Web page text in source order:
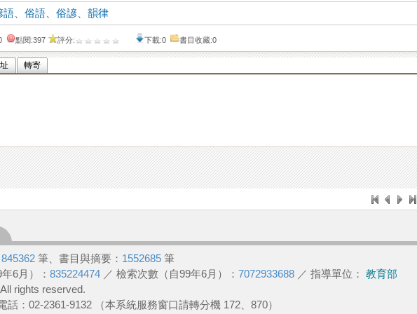
語 、俗語 、俗諺 、韻律
點閱:397 評分: 下載:0 書目收藏:0
轉寄
845362 筆、書目與摘要： 1552685 筆
6月）： 835224474 ／ 檢索次數（自99年6月）： 7072933688 ／ 指導單位： 教育部
rights reserved.
：02-2361-9132 （本系統服務窗口請轉分機 172、870）